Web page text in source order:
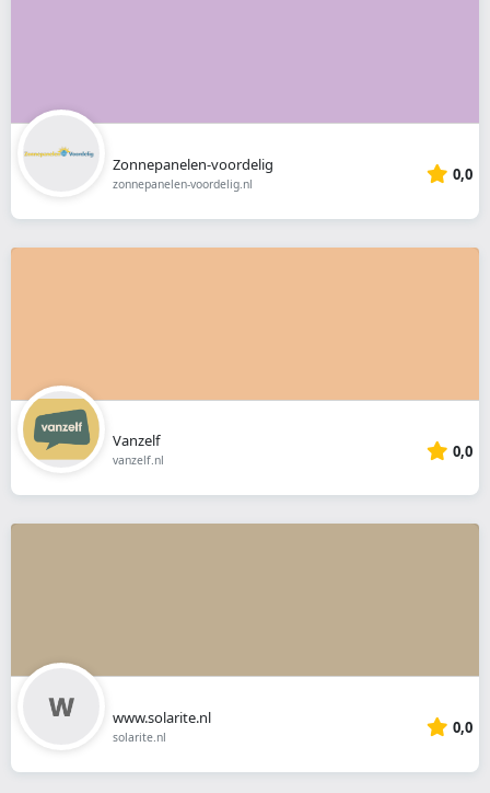
Zonnepanelen-voordelig
zonnepanelen-voordelig.nl 0,0
Vanzelf
vanzelf.nl 0,0
www.solarite.nl
solarite.nl 0,0